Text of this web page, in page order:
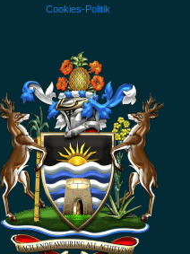
Cookies-Politik